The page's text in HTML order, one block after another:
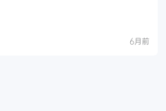
6月前